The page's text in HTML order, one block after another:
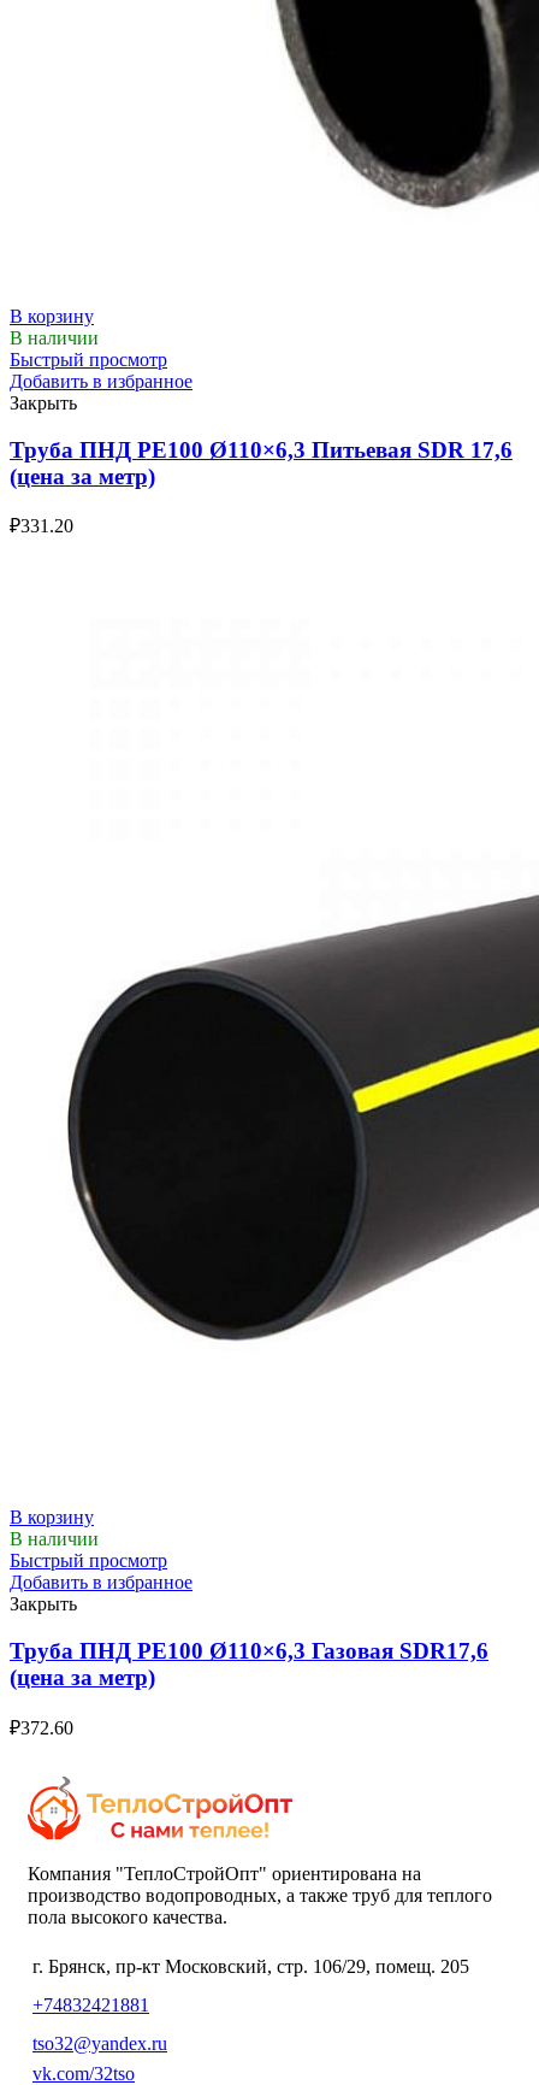
В корзину
В наличии
Быстрый просмотр
Добавить в избранное
Закрыть
Труба ПНД РЕ100 Ø110×6,3 Питьевая SDR 17,6
(цена за метр)
₽331.20
В корзину
В наличии
Быстрый просмотр
Добавить в избранное
Закрыть
Труба ПНД РЕ100 Ø110×6,3 Газовая SDR17,6
(цена за метр)
₽372.60
Компания "ТеплоСтройОпт" ориентирована на
производство водопроводных, а также труб для теплого
пола высокого качества.
г. Брянск, пр-кт Московский, стр. 106/29, помещ. 205
+74832421881
tso32@yandex.ru
vk.com/32tso